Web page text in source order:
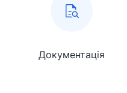
Документація